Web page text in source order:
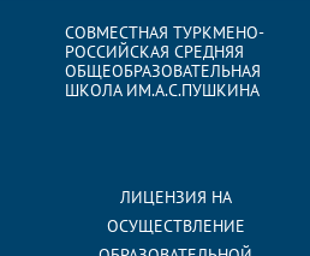
СОВМЕСТНАЯ ТУРКМЕНО-
РОССИЙСКАЯ СРЕДНЯЯ
ОБЩЕОБРАЗОВАТЕЛЬНАЯ
ШКОЛА ИМ.А.С.ПУШКИНА
ЛИЦЕНЗИЯ НА
ОСУЩЕСТВЛЕНИЕ